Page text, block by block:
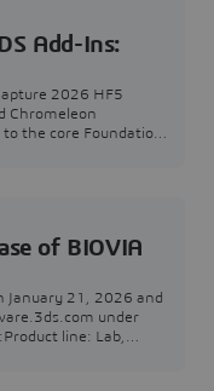
Add-Ins:
2026 HF5
Chromeleon
the core Foundation,
of BIOVIA
January 21, 2026 and
under
line: Lab,